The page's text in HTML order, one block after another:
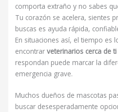
comporta extraño y no sabes
Tu corazón se acelera, sientes
buscas es ayuda rápida,
En situaciones así, el tiempo es
encontrarveterinarios cerca de ti
respondan puede marcar la
emergencia grave.
Muchos dueños de mascotas
buscar desesperadamente